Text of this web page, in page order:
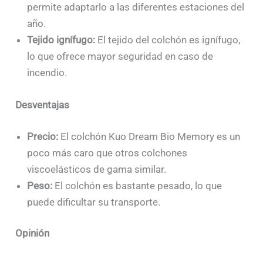
permite adaptarlo a las diferentes estaciones del
año.
Tejido ignífugo: El tejido del colchón es ignífugo,
lo que ofrece mayor seguridad en caso de
incendio.
Desventajas
Precio: El colchón Kuo Dream Bio Memory es un
poco más caro que otros colchones
viscoelásticos de gama similar.
Peso: El colchón es bastante pesado, lo que
puede dificultar su transporte.
Opinión